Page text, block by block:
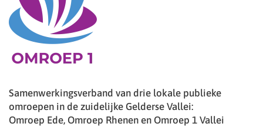
Samenwerkingsverband van drie lokale publieke
omroepen in de zuidelijke Gelderse Vallei:
Omroep Ede, Omroep Rhenen en Omroep 1 Vallei